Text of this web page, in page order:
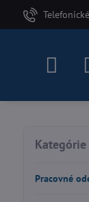
Kategórie
Pracovné